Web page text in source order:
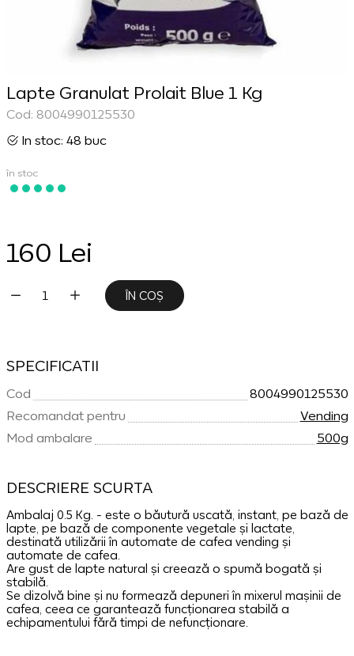
Lapte Granulat Prolait Blue 1 Kg
Cod: 8004990125530
In stoc: 48 buc
în stoc
160 Lei
ÎN COȘ
SPECIFICATII
Cod
8004990125530
Recomandat pentru
Vending
Mod ambalare
500g
DESCRIERE SCURTA
Ambalaj 0.5 Kg. - este o băutură uscată, instant, pe bază de
lapte, pe bază de componente vegetale și lactate,
destinată utilizării în automate de cafea vending și
automate de cafea.
Are gust de lapte natural și creează o spumă bogată și
stabilă.
Se dizolvă bine și nu formează depuneri în mixerul mașinii de
cafea, ceea ce garantează funcționarea stabilă a
echipamentului fără timpi de nefuncționare.